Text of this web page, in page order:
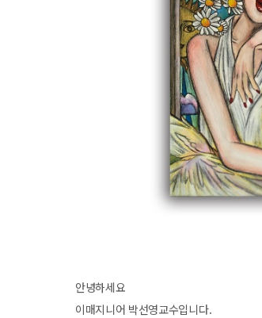
안녕하세요
이매지니어 박선영교수입니다.